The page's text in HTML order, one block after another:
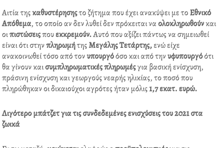
Αιτία τηςκαθυστέρησηςτο ζήτηµα που έχει ανακύψει µε τοΕθνικό
Απόθεµα, το οποίο αν δεν λυθεί δεν πρόκειται ναολοκληρωθούνκαι
οιπιστώσειςπουεκκρεµούν.Αυτό που αξίζει πάντως να σηµειωθεί
είναι ότι στηνπληρωµήτηςΜεγάλης Τετάρτης,ενώ είχε
ανακοινωθεί τόσο από τονυπουργόόσο και από τηνυφυπουργόότι
θα γίνουν καισυµπληρωµατικέςπληρωµέςγια βασική ενίσχυση,
πράσινη ενίσχυση και γεωργούς νεαρής ηλικίας, το ποσό που
πληρώθηκαν οι δικαιούχοι αγρότες ήταν µόλις1,7 εκατ. ευρώ.
Λιγότερο µπάτζετ για τις συνδεδεµένες ενισχύσεις του 2021 στα
ζωικά